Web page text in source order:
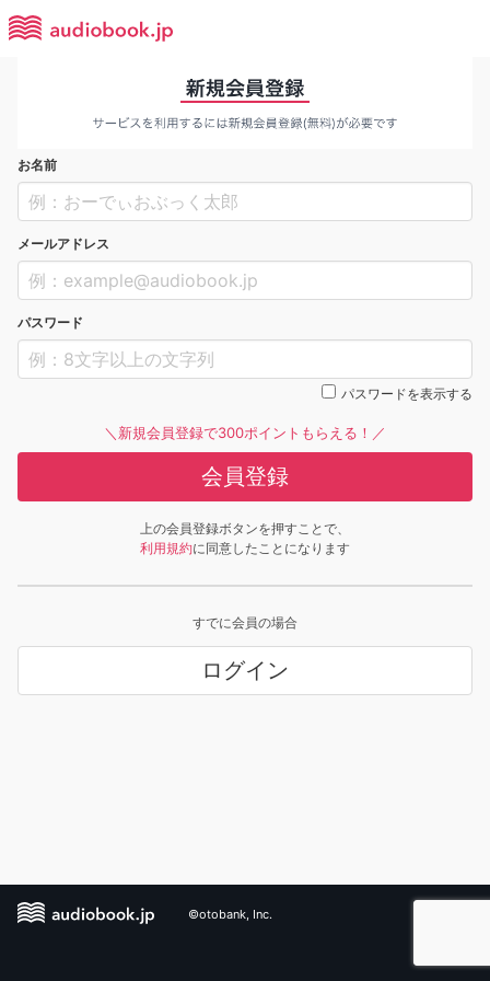
お名前
メールアドレス
パスワード
パスワードを表示する
＼新規会員登録で300ポイントもらえる！／
会員登録
上の会員登録ボタンを押すことで、
利用規約に同意したことになります
すでに会員の場合
ログイン
©otobank, Inc.